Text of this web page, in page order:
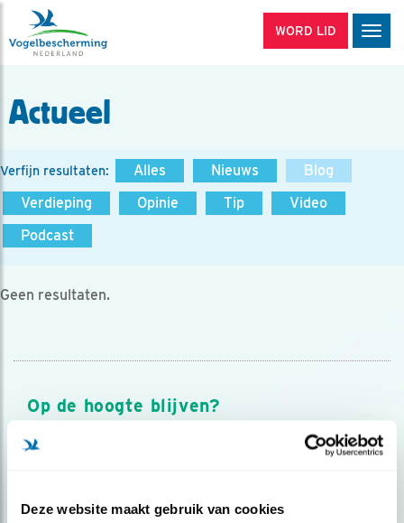
Deze website maakt gebruik van cookies
WORD LID
Actueel
Verfijn resultaten: Alles Nieuws
Blog
Verdieping
Opinie Tip
Video
Podcast
Geen resultaten.
Op de hoogte blijven?
Meld je aan en ontvang nieuws, inspiratie, acties en tips
over vogels en activiteiten van Vogelbescherming.